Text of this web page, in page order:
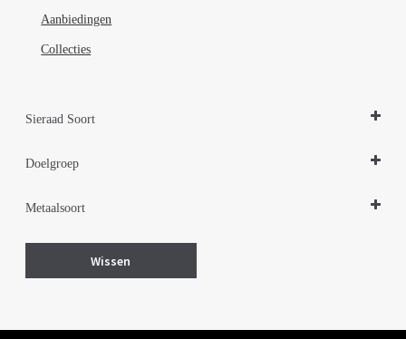
Aanbiedingen
Collecties
Sieraad Soort
Doelgroep
Herensieraden
Metaalsoort
Wissen